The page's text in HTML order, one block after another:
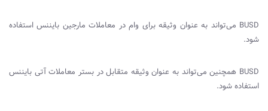
BUSD می‌تواند به عنوان وثیقه برای وام در معاملات مارجین بایننس استفاده
شود.
BUSD همچنین می‌تواند به عنوان وثیقه متقابل در بستر معاملات آتی بایننس
استفاده شود.